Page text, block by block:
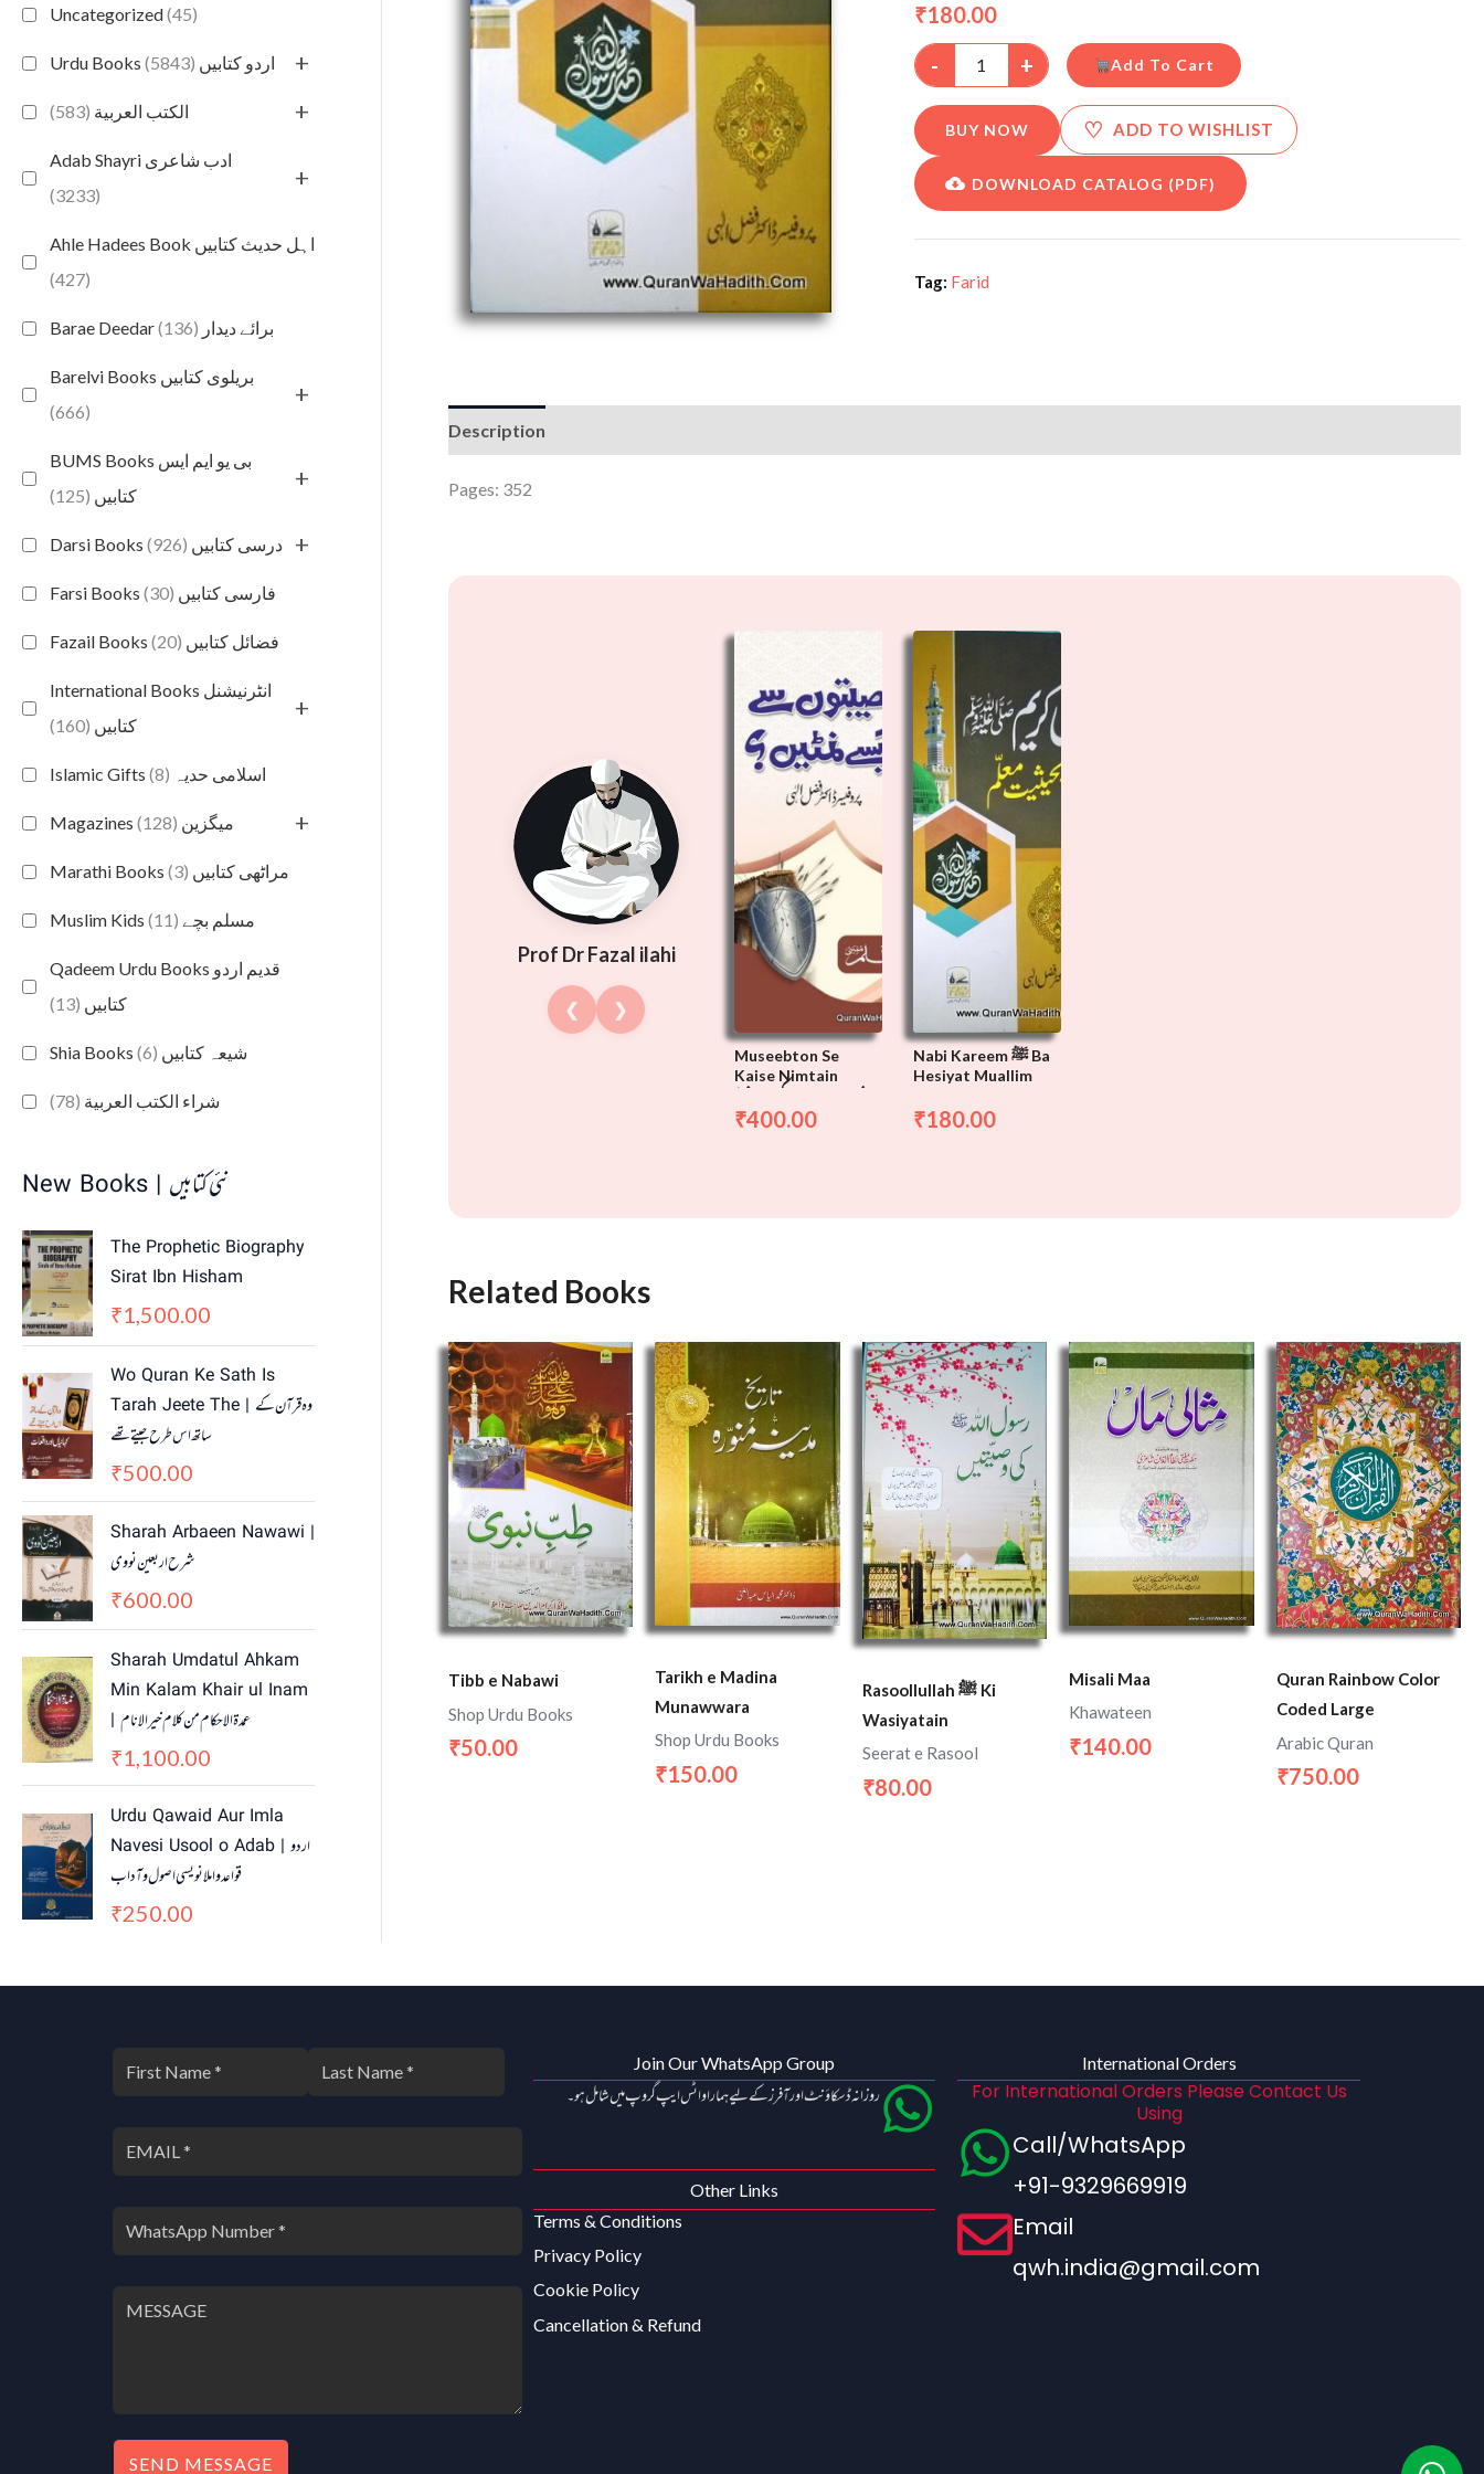
Uncategorized(45)
Urdu Books اردو کتابیں (5843) +
الكتب العربية (583) +
Adab Shayri ادب شاعری
(3233)
+
Ahle Hadees Book اہل حدیث کتابیں
(427)
Barae Deedar برائے دیدار (136)
Barelvi Books بریلوی کتابیں
(666)
+
BUMS Books بی یو ایم ایس
کتابیں (125)
+
Darsi Books درسی کتابیں (926) +
Farsi Books فارسی کتابیں (30)
Fazail Books فضائل کتابیں (20)
International Books انٹرنیشنل
کتابیں (160)
+
Islamic Gifts اسلامی حدیہ (8)
Magazines میگزین (128) +
Marathi Books مراٹھی کتابیں (3)
Muslim Kids مسلم بچے (11)
Qadeem Urdu Books قدیم اردو
کتابیں (13)
Shia Books شیعہ کتابیں (6)
شراء الكتب العربية (78)
New Books | نئی کتابیں
The Prophetic Biography
Sirat Ibn Hisham
₹1,500.00
Wo Quran Ke Sath Is
Tarah Jeete The | وہ قرآن کے
ساتھ اس طرح جیتے تھے
₹500.00
Sharah Arbaeen Nawawi |
شرح اربعین نووی
₹600.00
Sharah Umdatul Ahkam
Min Kalam Khair ul Inam
| عمدۃ الاحکام من کلام خیر الانام
₹1,100.00
Urdu Qawaid Aur Imla
Navesi Usool o Adab | اردو
قواعد و املا نویسی اصول و آداب
₹250.00
₹180.00
-
+ Add To Cart
BUY NOW ♡ ADD TO WISHLIST
DOWNLOAD CATALOG (PDF)
Tag: Farid
Description
Pages: 352
Prof Dr Fazal ilahi
❮ ❯
Museebton Se
Kaise Nimtain
₹400.00
Nabi Kareem ﷺ Ba
Hesiyat Muallim
₹180.00
Related Books
Tibb e Nabawi
Shop Urdu Books
₹50.00
Tarikh e Madina
Munawwara
Shop Urdu Books
₹150.00
Rasoollullah ﷺ Ki
Wasiyatain
Seerat e Rasool
₹80.00
Misali Maa
Khawateen
₹140.00
Quran Rainbow Color
Coded Large
Arabic Quran
₹750.00
SEND MESSAGE
Join Our WhatsApp Group
روزانہ ڈسکاؤنٹ اور آفرز کے لیے ہمارا واٹس ایپ گروپ میں شامل ہو۔
Other Links
Terms & Conditions
Privacy Policy
Cookie Policy
Cancellation & Refund
International Orders
For International Orders Please Contact Us
Using
Call/WhatsApp
+91-9329669919
Email
qwh.india@gmail.com